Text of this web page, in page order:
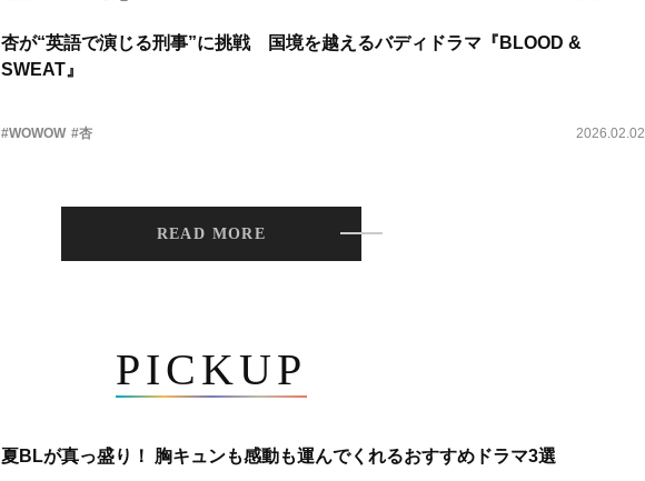
杏が“英語で演じる刑事”に挑戦 国境を越えるバディドラマ『BLOOD &
SWEAT』
#WOWOW #杏 2026.02.02
READ MORE
PICKUP
夏BLが真っ盛り！ 胸キュンも感動も運んでくれるおすすめドラマ3選